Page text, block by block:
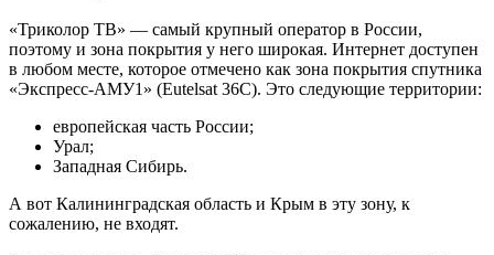
«Триколор ТВ» — самый крупный оператор в России,
поэтому и зона покрытия у него широкая. Интернет доступен
в любом месте, которое отмечено как зона покрытия спутника
«Экспресс-АМУ1» (Eutelsat 36C). Это следующие территории:
европейская часть России;
Урал;
Западная Сибирь.
А вот Калининградская область и Крым в эту зону, к
сожалению, не входят.